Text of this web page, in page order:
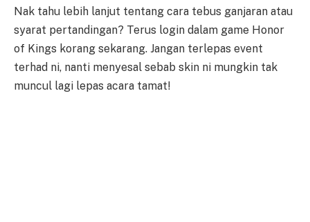
​Nak tahu lebih lanjut tentang cara tebus ganjaran atau
syarat pertandingan? Terus login dalam game Honor
of Kings korang sekarang. Jangan terlepas event
terhad ni, nanti menyesal sebab skin ni mungkin tak
muncul lagi lepas acara tamat!